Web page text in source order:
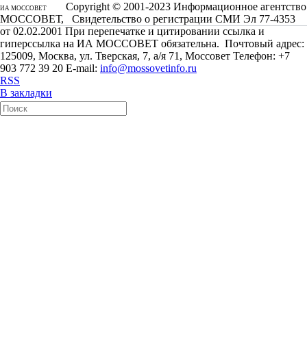
ИА МОССОВЕТ
Copyright © 2001-2023 Информационное агентство
МОССОВЕТ, Свидетельство о регистрации СМИ Эл 77-4353
от 02.02.2001 При перепечатке и цитировании ссылка и
гиперссылка на ИА МОССОВЕТ обязательна. Почтовый адрес:
125009, Москва, ул. Тверская, 7, а/я 71, Моссовет Телефон: +7
903 772 39 20 E-mail: info@mossovetinfo.ru
RSS
В закладки